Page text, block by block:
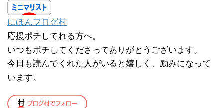
にほんブログ村
応援ポチしてれる方へ。
いつもポチしてくださってありがとうございます。
今日も読んでくれた人がいると嬉しく、励みになって
います。